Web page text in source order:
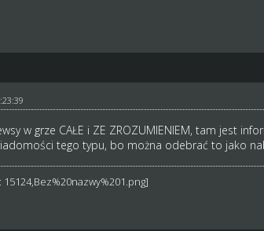
w grze CAŁE i ZE ZROZUMIENIEM, tam jest
tego typu, bo można odebrać to jako